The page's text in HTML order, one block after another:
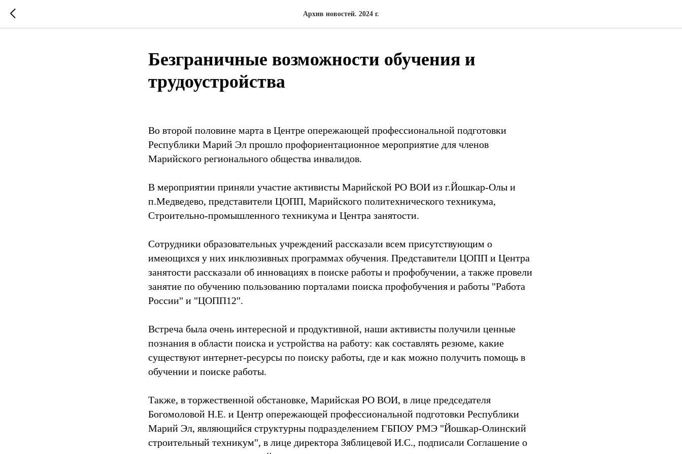
Архив новостей. 2024 г.
Безграничные возможности обучения и
трудоустройства
Во второй половине марта в Центре опережающей профессиональной подготовки
Республики Марий Эл прошло профориентационное мероприятие для членов
Марийского регионального общества инвалидов.
В мероприятии приняли участие активисты Марийской РО ВОИ из г.Йошкар-Олы и
п.Медведево, представители ЦОПП, Марийского политехнического техникума,
Строительно-промышленного техникума и Центра занятости.
Сотрудники образовательных учреждений рассказали всем присутствующим о
имеющихся у них инклюзивных программах обучения. Представители ЦОПП и Центра
занятости рассказали об инновациях в поиске работы и профобучении, а также провели
занятие по обучению пользованию порталами поиска профобучения и работы "Работа
России" и "ЦОПП12".
Встреча была очень интересной и продуктивной, наши активисты получили ценные
познания в области поиска и устройства на работу: как составлять резюме, какие
существуют интернет-ресурсы по поиску работы, где и как можно получить помощь в
обучении и поиске работы.
Также, в торжественной обстановке, Марийская РО ВОИ, в лице председателя
Богомоловой Н.Е. и Центр опережающей профессиональной подготовки Республики
Марий Эл, являющийся структурны подразделением ГБПОУ РМЭ "Йошкар-Олинский
строительный техникум", в лице директора Зяблицевой И.С., подписали Соглашение о